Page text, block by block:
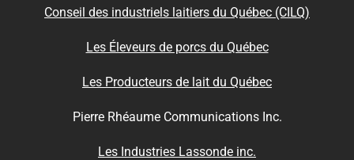
Conseil des industriels laitiers du Québec (CILQ)
Les Éleveurs de porcs du Québec
Les Producteurs de lait du Québec
Pierre Rhéaume Communications Inc.
Les Industries Lassonde inc.